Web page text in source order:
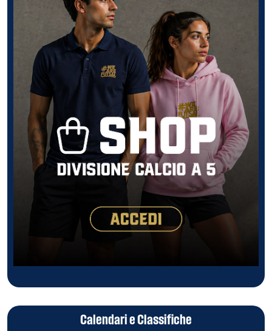
Calendari e Classifiche